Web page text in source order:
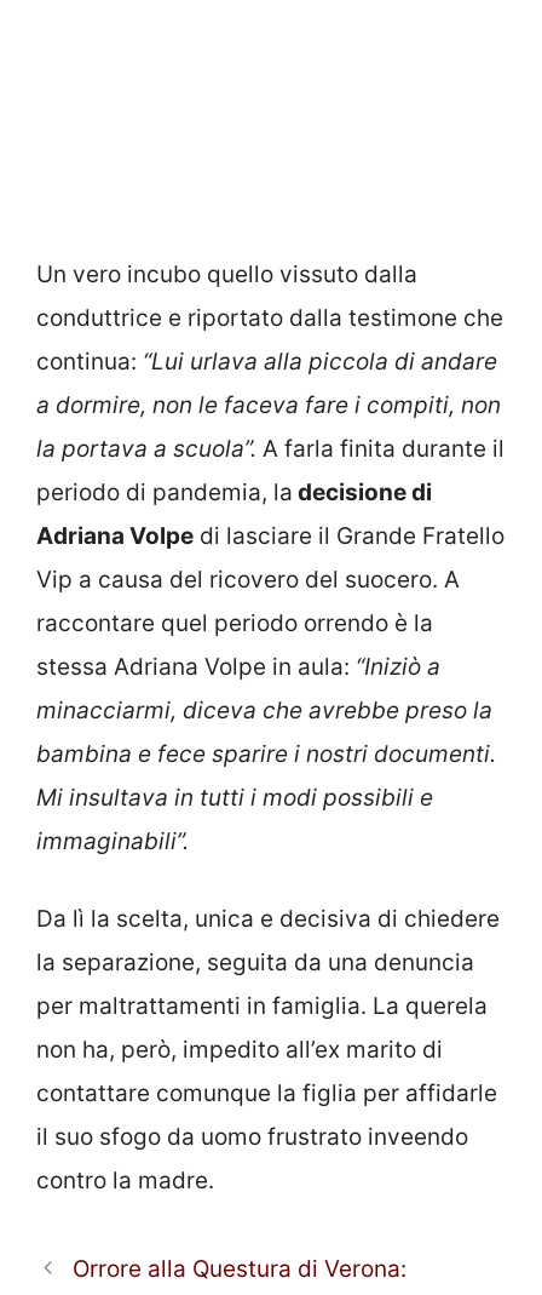
Un vero incubo quello vissuto dalla
conduttrice e riportato dalla testimone che
continua: “Lui urlava alla piccola di andare
a dormire, non le faceva fare i compiti, non
la portava a scuola”. A farla finita durante il
periodo di pandemia, la decisione di
Adriana Volpe di lasciare il Grande Fratello
Vip a causa del ricovero del suocero. A
raccontare quel periodo orrendo è la
stessa Adriana Volpe in aula: “Iniziò a
minacciarmi, diceva che avrebbe preso la
bambina e fece sparire i nostri documenti.
Mi insultava in tutti i modi possibili e
immaginabili”.
Da lì la scelta, unica e decisiva di chiedere
la separazione, seguita da una denuncia
per maltrattamenti in famiglia. La querela
non ha, però, impedito all’ex marito di
contattare comunque la figlia per affidarle
il suo sfogo da uomo frustrato inveendo
contro la madre.
Orrore alla Questura di Verona: